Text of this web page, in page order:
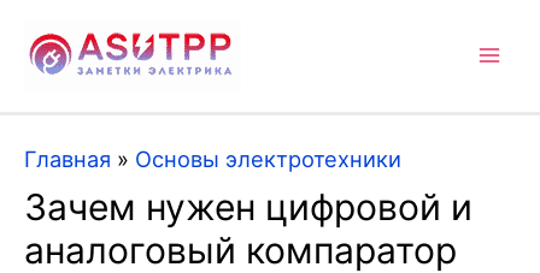
Главная » Основы электротехники
Зачем нужен цифровой и
аналоговый компаратор